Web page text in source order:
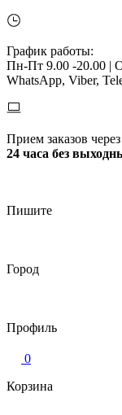
График работы:
Пн-Пт 9.00 -20.00 |
WhatsApp, Viber,
Прием заказов
24 часа без
Пишите
Город
Профиль
0
Корзина